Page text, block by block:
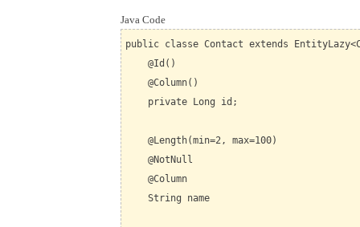
Java Code
public classe Contact extends
@Id()
@Column()
private Long id;
@Length(min=2, max=100)
@NotNull
@Column
String name